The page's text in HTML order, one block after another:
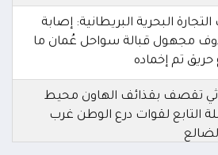
البحرية البريطانية: إصابة
مجهول قبالة سواحل عُمان ما
حريق تم إخماده
تقصف بقذائف الهاون محيط
التابع لقوات درع الوطن غرب